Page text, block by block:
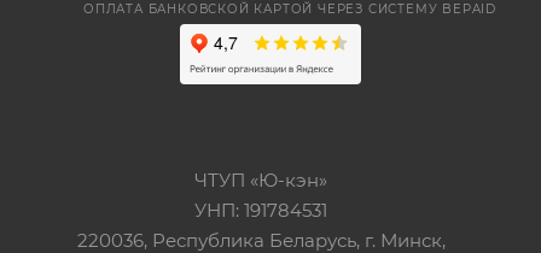
ОПЛАТА БАНКОВСКОЙ КАРТОЙ ЧЕРЕЗ СИСТЕМУ BEPAID
ЧТУП «Ю-кэн»
УНП: 191784531
220036, Республика Беларусь, г. Минск,